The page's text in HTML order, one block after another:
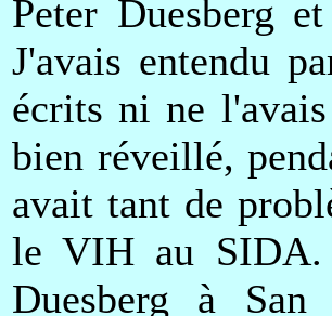
Peter Duesberg
J'avais entendu
écrits ni ne
bien réveillé,
avait tant de
le VIH au SIDA.
Duesberg à